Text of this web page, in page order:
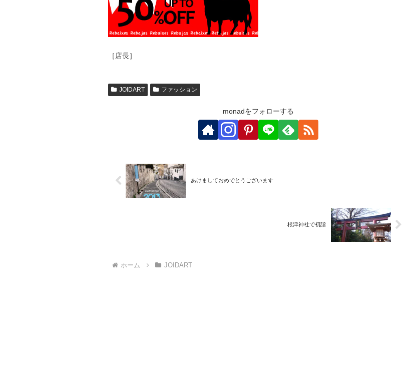
［店長］
JOIDART ファッション
monadをフォローする
あけましておめでとうございます
根津神社で初詣
ホーム JOIDART